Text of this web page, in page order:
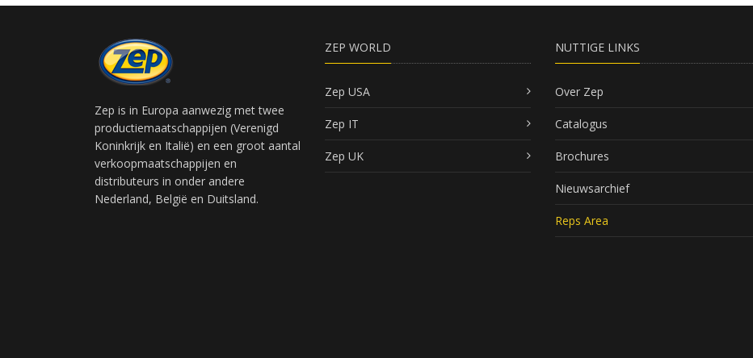
Zep is in Europa aanwezig met twee
productiemaatschappijen (Verenigd
Koninkrijk en Italië) en een groot aantal
verkoopmaatschappijen en
distributeurs in onder andere
Nederland, België en Duitsland.
ZEP WORLD
Zep USA
Zep IT
Zep UK
NUTTIGE LINKS
Over Zep
Catalogus
Brochures
Nieuwsarchief
Reps Area